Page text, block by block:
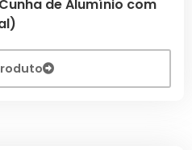
de Alumínio com